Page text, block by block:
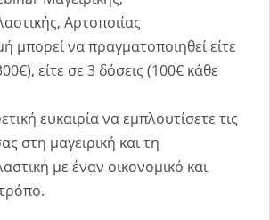
Αρτοποιίας
μπορεί να πραγματοποιηθεί είτε
είτε σε 3 δόσεις (100€ κάθε
ευκαιρία να εμπλουτίσετε τις
στη μαγειρική και τη
με έναν οικονομικό και